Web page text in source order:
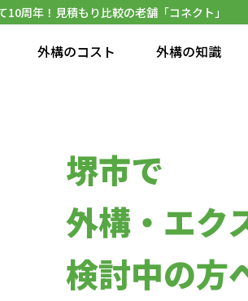
10周年！見積もり比較の老舗「コネクト」
外構のコスト 外構の知識
堺市で
外構・エク
検討中の方